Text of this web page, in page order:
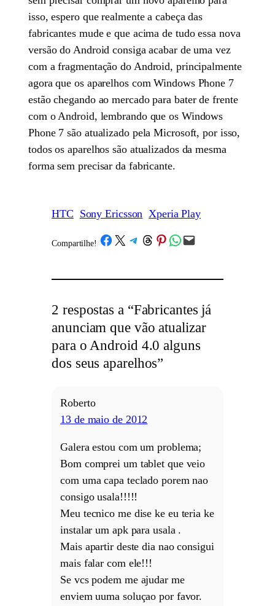
isso, espero que realmente a cabeça das
fabricantes mude e que acima de tudo essa nova
versão do Android consiga acabar de uma vez
com a fragmentação do Android, principalmente
agora que os aparelhos com Windows Phone 7
estão chegando ao mercado para bater de frente
com o Android, lembrando que os Windows
Phone 7 são atualizado pela Microsoft, por isso,
todos os aparelhos são atualizados da mesma
forma sem precisar da fabricante.
HTC Sony Ericsson Xperia Play
Compartilhe! /Share on Facebook
Share on X Share on Telegram
Share on Threads
Share on Pinterest
Share on WhatsApp
Email this Page
2 respostas a “Fabricantes já
anunciam que vão atualizar
para o Android 4.0 alguns
dos seus aparelhos”
Roberto
13 de maio de 2012
Galera estou com um problema;
Bom comprei um tablet que veio
com uma capa teclado porem nao
consigo usala!!!!!
Meu tecnico me dise ke eu teria ke
instalar um apk para usala .
Mais apartir deste dia nao consigui
mais falar com ele!!!
Se vcs podem me ajudar me
enviem uuma soluçao por favor.